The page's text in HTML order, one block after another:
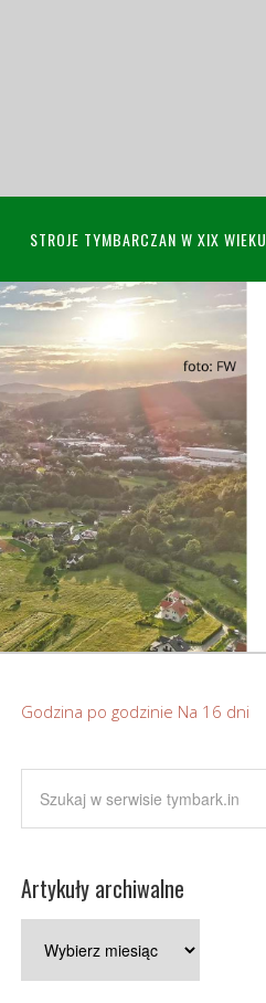
STROJE TYMBARCZAN W XIX WIEKU
Godzina po godzinie Na 16 dni
Artykuły archiwalne
archiwalne